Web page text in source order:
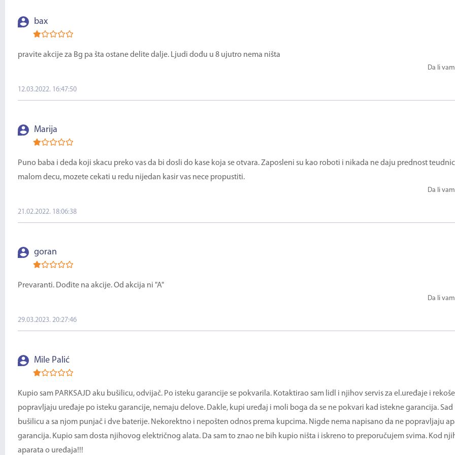
bax
pravite akcije za Bg pa šta ostane delite dalje. Ljudi dođu u 8 ujutro nema ništa
Da li
12.03.2022. 16:47:50
Marija
Puno baba i deda koji skacu preko vas da bi dosli do kase koja se otvara. Zaposleni su kao roboti i nikada ne daju prednost
malom decu, mozete cekati u redu nijedan kasir vas nece propustiti.
Da li
21.02.2022. 18:06:38
goran
Prevaranti. Dođite na akcije. Od akcija ni "A"
Da li
29.03.2023. 20:27:46
Mile Palić
Kupio sam PARKSAJD aku bušilicu, odvijač. Po isteku garancije se pokvarila. Kotaktirao sam lidl i njihov servis za el.uređaje i
popravljaju uređaje po isteku garancije, nemaju delove. Dakle, kupi uređaj i moli boga da se ne pokvari kad istekne garancija.
bušilicu a sa njom punjač i dve baterije. Nekorektno i nepošten odnos prema kupcima. Nigde nema napisano da ne popravljaju
garancija. Kupio sam dosta njihovog električnog alata. Da sam to znao ne bih kupio ništa i iskreno to preporučujem svima. Kod
aparata o uređaja!!!